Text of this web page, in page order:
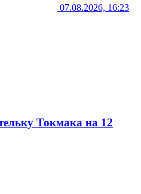
07.08.2026, 16:23
Токмака на 12